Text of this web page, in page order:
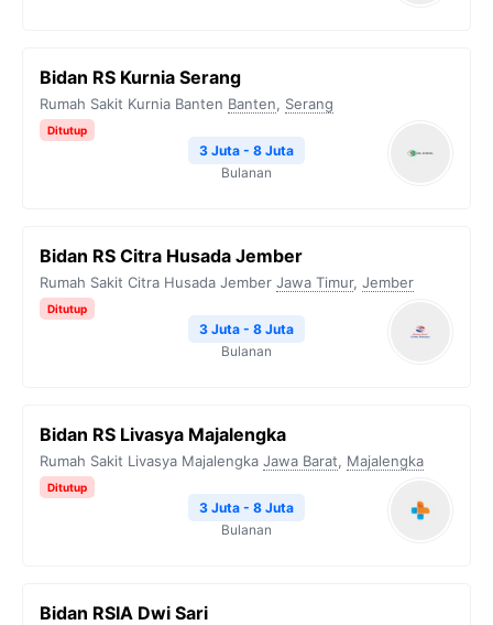
Bidan RS Kurnia Serang
Rumah Sakit Kurnia Banten Banten, Serang
Ditutup
3 Juta - 8 Juta
Bulanan
Bidan RS Citra Husada Jember
Rumah Sakit Citra Husada Jember Jawa Timur, Jember
Ditutup
3 Juta - 8 Juta
Bulanan
Bidan RS Livasya Majalengka
Rumah Sakit Livasya Majalengka Jawa Barat, Majalengka
Ditutup
3 Juta - 8 Juta
Bulanan
Bidan RSIA Dwi Sari